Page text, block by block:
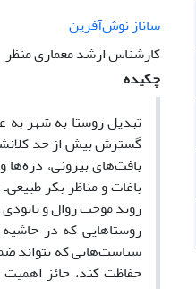
ساناز نوش‌آفرین
کارشناس ارشد معماری منظر
چکیده
تبدیل روستا به شهر
گسترش بیش از حد
بافت‌های بیرونی،
باغات و مناظر بکر
روند موجب زوال و
سیاست‌هایی که بتواند
حفاظت کند، حائز